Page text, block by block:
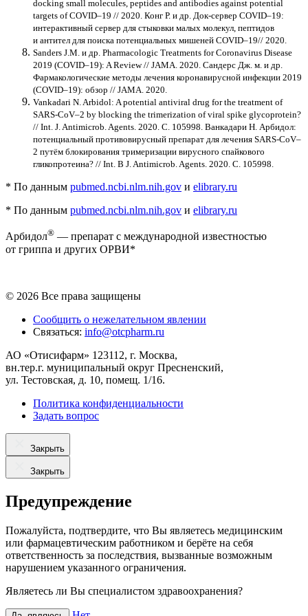
docking small molecules, peptides and antibodies against potential
targets of COVID–19 // 2020. Конг Р. и др. Док-сервер COVID–19:
интерактивный сервер для стыковки малых молекул, пептидов
и антител для поиска потенциальных мишеней COVID–19// 2020.
Sanders J.M. и др. Pharmacologic Treatments for Coronavirus Disease
2019 (COVID–19): A Review // JAMA. 2020. Сандерс Дж. м. и др.
Фармакологические методы лечения коронавирусной инфекции 2019
(COVID–19): обзор // JAMA. 2020.
Vankadari N. Arbidol: A potential antiviral drug for the treatment of
SARS-CoV–2 by blocking the trimerization of viral spike glycoprotein?
// Int. J. Antimicrob. Agents. 2020. С. 105998. Ванкадари Н. Арбидол:
потенциальный противовирусный препарат для лечения SARS-CоV–
2 путём блокирования тримеризации вирусного спайкового
гликопротеина? // Int. В J. Antimicrob. Agents. 2020. С. 105998.
* По данным pubmed.ncbi.nlm.nih.gov и elibrary.ru
* По данным pubmed.ncbi.nlm.nih.gov и elibrary.ru
Арбидол® — препарат с международной известностью
от гриппа и других ОРВИ*
© 2026 Все права защищены
Сообщить о нежелательном явлении
Связаться: info@otcpharm.ru
АО «Отисифарм» 123112, г. Москва,
вн.тер.г. муниципальный округ Пресненский,
ул. Тестовская, д. 10, помещ. 1/16.
Политика конфиденциальности
Задать вопрос
Закрыть
Закрыть
Предупреждение
Пожалуйста, подтвердите, что Вы являетесь медицинским
или фармацевтическим работником и берёте на себя
ответственность за последствия, вызванные возможным
нарушением указанного ограничения.
Являетесь ли Вы специалистом здравоохранения?